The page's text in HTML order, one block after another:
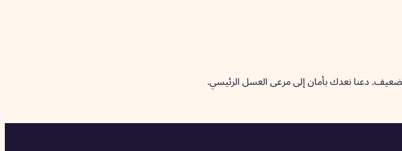
دعنا نعدك بأمان إلى مرعى العسل الرئيسي.